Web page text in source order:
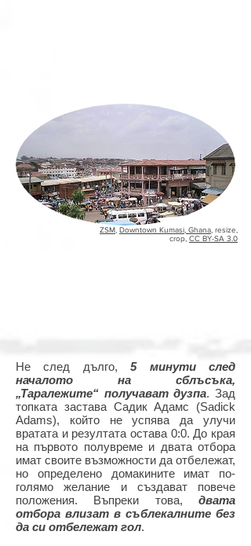
ZSM Downtown Kumasi, Ghana , resize,
crop, CC BY-SA 3.0
Не след дълго,5 минути след
началото на сблъсъка,
„Таралежите“ получават дузпа. Зад
топката застава Садик Адамс (Sadick
Adams), който не успява да улучи
вратата и резултата остава 0:0. До края
на първото полувреме и двата отбора
имат своите възможности да отбележат,
но определено домакините имат по-
голямо желание и създават повече
положения. Въпреки това, двата
отбора влизат в съблекалните без
да си отбележат гол.